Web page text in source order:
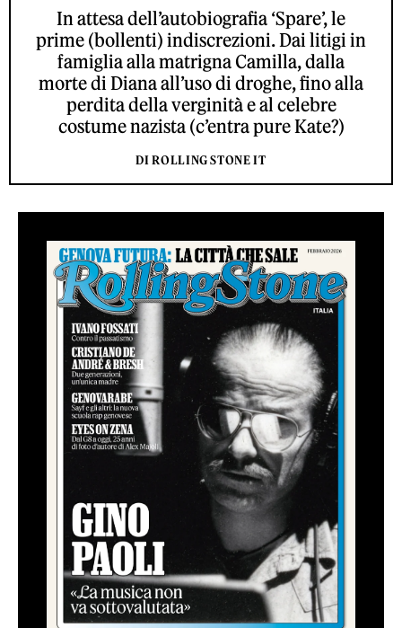
In attesa dell’autobiografia ‘Spare’, le
prime (bollenti) indiscrezioni. Dai litigi in
famiglia alla matrigna Camilla, dalla
morte di Diana all’uso di droghe, fino alla
perdita della verginità e al celebre
costume nazista (c’entra pure Kate?)
DI ROLLING STONE IT